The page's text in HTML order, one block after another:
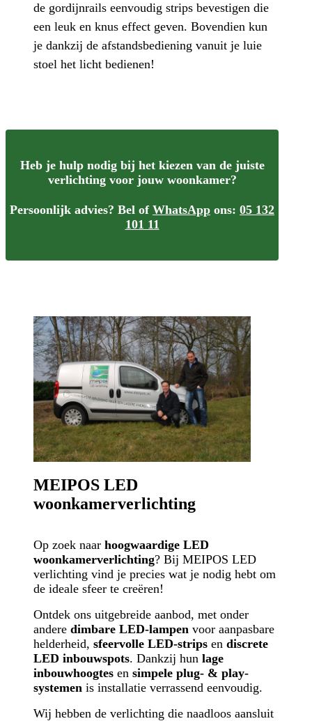
de gordijnrails eenvoudig strips bevestigen die
een leuk en knus effect geven. Bovendien kun
je dankzij de afstandsbediening vanuit je luie
stoel het licht bedienen!
Heb je hulp nodig bij het kiezen van de juiste
verlichting voor jouw woonkamer?
Persoonlijk advies? Bel of WhatsApp ons: 05 132
101 11
MEIPOS LED
woonkamerverlichting
Op zoek naar hoogwaardige LED
woonkamerverlichting? Bij MEIPOS LED
verlichting vind je precies wat je nodig hebt om
de ideale sfeer te creëren!
Ontdek ons uitgebreide aanbod, met onder
andere dimbare LED-lampen voor aanpasbare
helderheid, sfeervolle LED-strips en discrete
LED inbouwspots. Dankzij hun lage
inbouwhoogtes en simpele plug- & play-
systemen is installatie verrassend eenvoudig.
Wij hebben de verlichting die naadloos aansluit